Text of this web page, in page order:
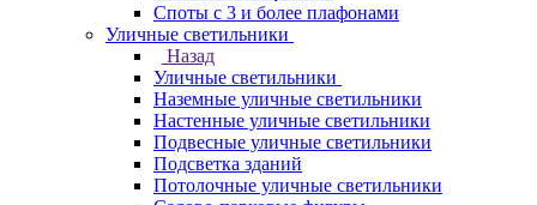
Споты с 3 и более плафонами
Уличные светильники
Назад
Уличные светильники
Наземные уличные светильники
Настенные уличные светильники
Подвесные уличные светильники
Подсветка зданий
Потолочные уличные светильники